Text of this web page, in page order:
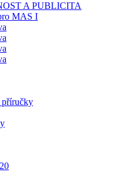
A PUBLICITA
MAS I
příručky